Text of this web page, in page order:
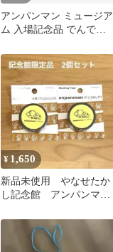
アンパンマン ミュージア
ム 入場記念品 でんでん
非売品
¥ 1,650
新品未使用 やなせたか
し記念館 アンパンマン
グテープ 2本